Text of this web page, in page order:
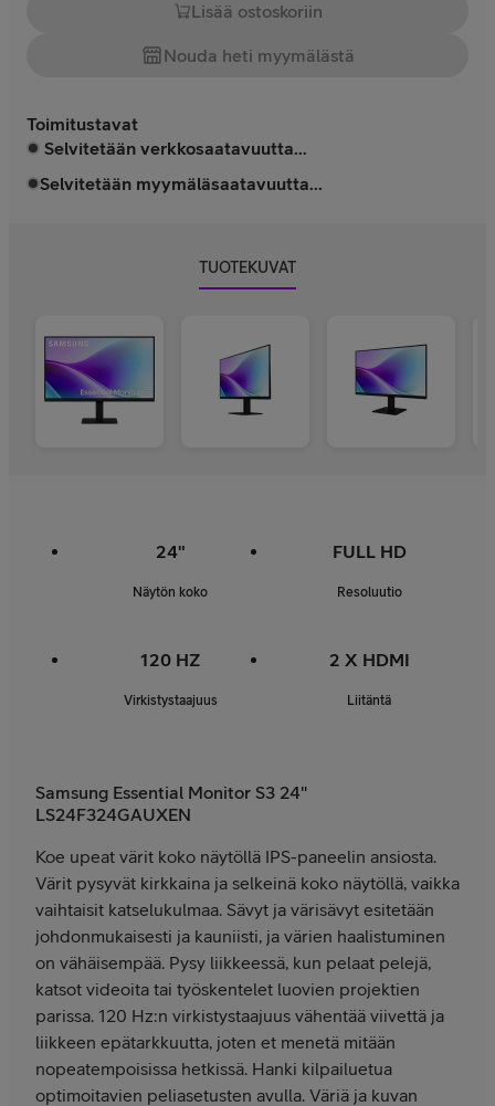
Lisää ostoskoriin
Nouda heti myymälästä
Toimitustavat
Selvitetään verkkosaatavuutta...
Selvitetään myymäläsaatavuutta...
TUOTEKUVAT
24"
Näytön koko
FULL HD
Resoluutio
120 HZ
Virkistystaajuus
2 X HDMI
Liitäntä
Samsung Essential Monitor S3 24"
LS24F324GAUXEN
Koe upeat värit koko näytöllä IPS-paneelin ansiosta.
Värit pysyvät kirkkaina ja selkeinä koko näytöllä, vaikka
vaihtaisit katselukulmaa. Sävyt ja värisävyt esitetään
johdonmukaisesti ja kauniisti, ja värien haalistuminen
on vähäisempää. Pysy liikkeessä, kun pelaat pelejä,
katsot videoita tai työskentelet luovien projektien
parissa. 120 Hz:n virkistystaajuus vähentää viivettä ja
liikkeen epätarkkuutta, joten et menetä mitään
nopeatempoisissa hetkissä. Hanki kilpailuetua
optimoitavien peliasetusten avulla. Väriä ja kuvan